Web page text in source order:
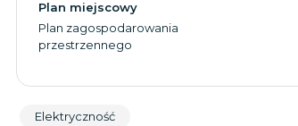
Plan miejscowy
Plan zagospodarowania
przestrzennego
Elektryczność